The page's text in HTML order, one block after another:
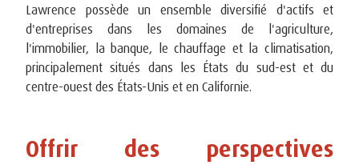
Lawrence possède un ensemble diversifié d'actifs et
d'entreprises dans les domaines de l'agriculture,
l'immobilier, la banque, le chauffage et la climatisation,
principalement situés dans les États du sud-est et du
centre-ouest des États-Unis et en Californie.
Offrir des perspectives